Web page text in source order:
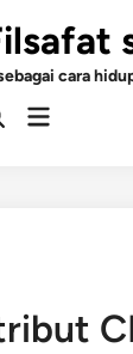
cara
Open